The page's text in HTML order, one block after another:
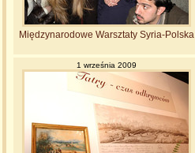
Międzynarodowe Warsztaty Syria-Polska
1 września 2009